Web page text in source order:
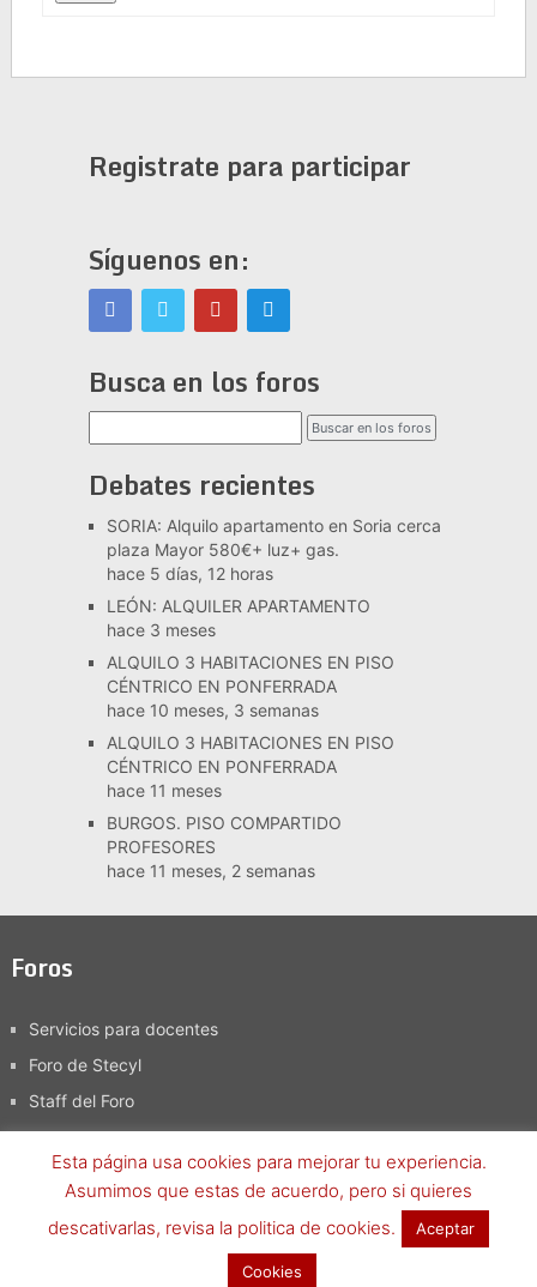
Registrate para participar
Síguenos en:
Busca en los foros
Debates recientes
SORIA: Alquilo apartamento en Soria cerca
plaza Mayor 580€+ luz+ gas.
hace 5 días, 12 horas
LEÓN: ALQUILER APARTAMENTO
hace 3 meses
ALQUILO 3 HABITACIONES EN PISO
CÉNTRICO EN PONFERRADA
hace 10 meses, 3 semanas
ALQUILO 3 HABITACIONES EN PISO
CÉNTRICO EN PONFERRADA
hace 11 meses
BURGOS. PISO COMPARTIDO
PROFESORES
hace 11 meses, 2 semanas
Foros
Servicios para docentes
Foro de Stecyl
Staff del Foro
Foro SteCyL-iCopyright © 2026.
-Política de Privacidad, aviso legal y
política de cookies Volver arriba ↑
Esta página usa cookies para mejorar tu experiencia.
Asumimos que estas de acuerdo, pero si quieres
descativarlas, revisa la politica de cookies.
Aceptar
Cookies